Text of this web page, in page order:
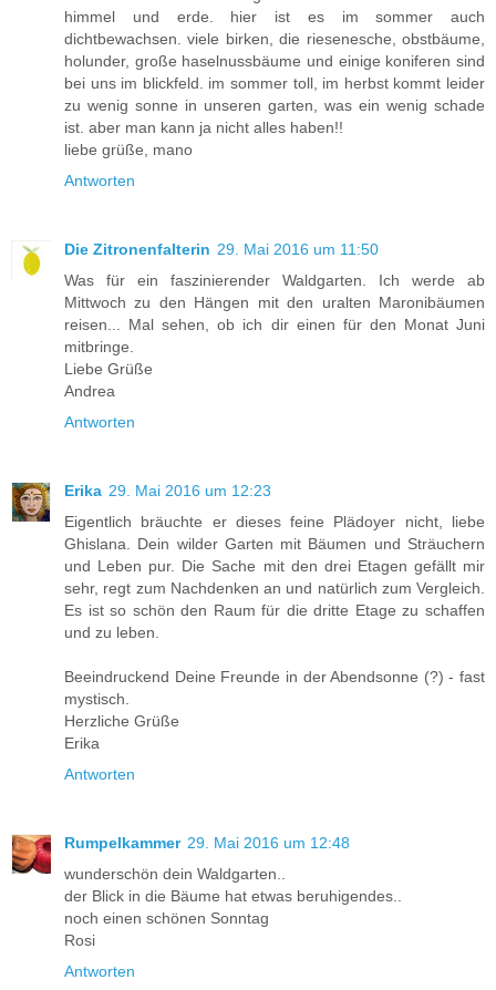
himmel und erde. hier ist es im sommer auch
dichtbewachsen. viele birken, die riesenesche, obstbäume,
holunder, große haselnussbäume und einige koniferen sind
bei uns im blickfeld. im sommer toll, im herbst kommt leider
zu wenig sonne in unseren garten, was ein wenig schade
ist. aber man kann ja nicht alles haben!!
liebe grüße, mano
Antworten
Die Zitronenfalterin 29. Mai 2016 um 11:50
Was für ein faszinierender Waldgarten. Ich werde ab
Mittwoch zu den Hängen mit den uralten Maronibäumen
reisen... Mal sehen, ob ich dir einen für den Monat Juni
mitbringe.
Liebe Grüße
Andrea
Antworten
Erika 29. Mai 2016 um 12:23
Eigentlich bräuchte er dieses feine Plädoyer nicht, liebe
Ghislana. Dein wilder Garten mit Bäumen und Sträuchern
und Leben pur. Die Sache mit den drei Etagen gefällt mir
sehr, regt zum Nachdenken an und natürlich zum Vergleich.
Es ist so schön den Raum für die dritte Etage zu schaffen
und zu leben.
Beeindruckend Deine Freunde in der Abendsonne (?) - fast
mystisch.
Herzliche Grüße
Erika
Antworten
Rumpelkammer 29. Mai 2016 um 12:48
wunderschön dein Waldgarten..
der Blick in die Bäume hat etwas beruhigendes..
noch einen schönen Sonntag
Rosi
Antworten